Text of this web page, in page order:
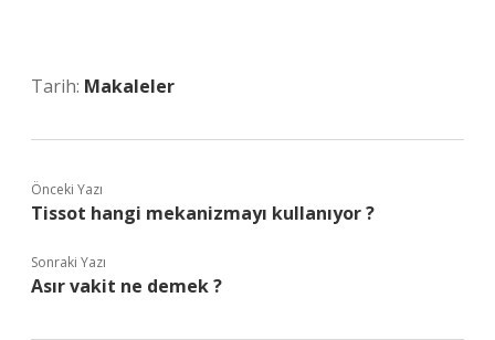
Tarih: Makaleler
Önceki Yazı
Tissot hangi mekanizmayı kullanıyor ?
Sonraki Yazı
Asır vakit ne demek ?